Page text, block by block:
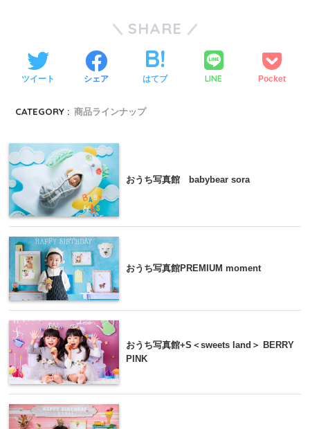
SHARE
ツイート シェア はてブ LINE Pocket
CATEGORY : 商品ラインナップ
おうち写真館 babybear sora
おうち写真館PREMIUM moment
おうち写真館+S＜sweets land＞ BERRY
PINK